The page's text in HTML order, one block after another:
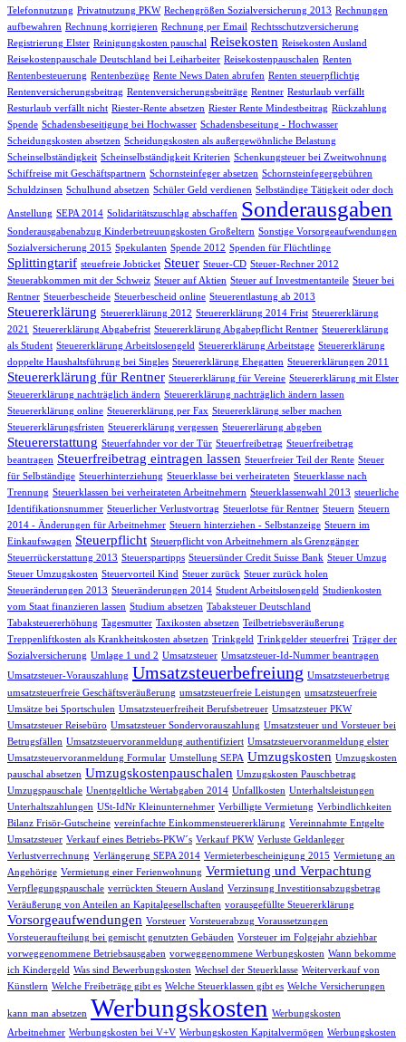
Telefonnutzung Privatnutzung PKW Rechengrößen Sozialversicherung 2013 Rechnungen
aufbewahren Rechnung korrigieren Rechnung per Email Rechtsschutzversicherung
Registrierung Elster Reinigungskosten pauschal Reisekosten Reisekosten Ausland
Reisekostenpauschale Deutschland bei Leiharbeiter Reisekostenpauschalen Renten
Rentenbesteuerung Rentenbezüge Rente News Daten abrufen Renten steuerpflichtig
Rentenversicherungsbeitrag Rentenversicherungsbeiträge Rentner Resturlaub verfällt
Resturlaub verfällt nicht Riester-Rente absetzen Riester Rente Mindestbeitrag Rückzahlung
Spende Schadensbeseitigung bei Hochwasser Schadensbeseitung - Hochwasser
Scheidungskosten absetzen Scheidungskosten als außergewöhnliche Belastung
Scheinselbständigkeit Scheinselbständigkeit Kriterien Schenkungsteuer bei Zweitwohnung
Schiffreise mit Geschäftspartnern Schornsteinfeger absetzen Schornsteinfegergebühren
Schuldzinsen Schulhund absetzen Schüler Geld verdienen Selbständige Tätigkeit oder doch
Anstellung SEPA 2014 Solidaritätszuschlag abschaffen Sonderausgaben
Sonderausgabenabzug Kinderbetreuungskosten Großeltern Sonstige Vorsorgeaufwendungen
Sozialversicherung 2015 Spekulanten Spende 2012 Spenden für Flüchtlinge
Splittingtarif steuefreie Jobticket Steuer Steuer-CD Steuer-Rechner 2012
Steuerabkommen mit der Schweiz Steuer auf Aktien Steuer auf Investmentanteile Steuer bei
Rentner Steuerbescheide Steuerbescheid online Steuerentlastung ab 2013
Steuererklärung Steuererklärung 2012 Steuererklärung 2014 Frist Steuererklärung
2021
Steuererklärung Abgabefrist Steuererklärung Abgabepflicht Rentner Steuererklärung
als Student Steuererklärung Arbeitslosengeld Steuererklärung Arbeitstage Steuererklärung
doppelte Haushaltsführung bei Singles Steuererklärung Ehegatten Steuererklärungen 2011
Steuererklärung für Rentner Steuererklärung für Vereine Steuererklärung mit Elster
Steuererklärung nachträglich ändern Steuererklärung nachträglich ändern lassen
Steuererklärung online Steuererklärung per Fax Steuererklärung selber machen
Steuererklärungsfristen Steuererklärung vergessen Steuererlärung abgeben
Steuererstattung Steuerfahnder vor der Tür Steuerfreibetrag Steuerfreibetrag
beantragen Steuerfreibetrag eintragen lassen Steuerfreier Teil der Rente Steuer
für Selbständige Steuerhinterziehung Steuerklasse bei verheirateten Steuerklasse nach
Trennung Steuerklassen bei verheirateten Arbeitnehmern Steuerklassenwahl 2013 steuerliche
Identifikationsnummer Steuerlicher Verlustvortrag Steuerlotse für Rentner Steuern Steuern
2014 - Änderungen für Arbeitnehmer Steuern hinterziehen - Selbstanzeige Steuern im
Einkaufswagen Steuerpflicht Steuerpflicht von Arbeitnehmern als Grenzgänger
Steuerrückerstattung 2013 Steuerspartipps Steuersünder Credit Suisse Bank Steuer Umzug
Steuer Umzugskosten Steuervorteil Kind Steuer zurück Steuer zurück holen
Steueränderungen 2013 Steueränderungen 2014 Student Arbeitslosengeld Studienkosten
vom Staat finanzieren lassen Studium absetzen Tabaksteuer Deutschland
Tabaksteuererhöhung Tagesmutter Taxikosten absetzen Teilbetriebsveräußerung
Treppenliftkosten als Krankheitskosten absetzen Trinkgeld Trinkgelder steuerfrei Träger der
Sozialversicherung Umlage 1 und 2 Umsatzsteuer Umsatzsteuer-Id-Nummer beantragen
Umsatzsteuer-Vorauszahlung Umsatzsteuerbefreiung Umsatzsteuerbetrug
umsatzsteuerfreie Geschäftsveräußerung umsatzsteuerfreie Leistungen umsatzsteuerfreie
Umsätze bei Sportschulen Umsatzsteuerfreiheit Berufsbetreuer Umsatzsteuer PKW
Umsatzsteuer Reisebüro Umsatzsteuer Sondervorauszahlung Umsatzsteuer und Vorsteuer bei
Betrugsfällen Umsatzsteuervoranmeldung authentifiziert Umsatzsteuervoranmeldung elster
Umsatzsteuervoranmeldung Formular Umstellung SEPA Umzugskosten Umzugskosten
pauschal absetzen Umzugskostenpauschalen Umzugskosten Pauschbetrag
Umzugspauschale Unentgeltliche Wertabgaben 2014 Unfallkosten Unterhaltsleistungen
Unterhaltszahlungen USt-IdNr Kleinunternehmer Verbilligte Vermietung Verbindlichkeiten
Bilanz Frisör-Gutscheine vereinfachte Einkommensteuererklärung Vereinnahmte Entgelte
Umsatzsteuer Verkauf eines Betriebs-PKW´s Verkauf PKW Verluste Geldanleger
Verlustverrechnung Verlängerung SEPA 2014 Vermieterbescheinigung 2015 Vermietung an
Angehörige Vermietung einer Ferienwohnung Vermietung und Verpachtung
Verpflegungspauschale verrückten Steuern Ausland Verzinsung Investitionsabzugsbetrag
Veräußerung von Anteilen an Kapitalgesellschaften vorausgefüllte Steuererklärung
Vorsorgeaufwendungen Vorsteuer Vorsteuerabzug Voraussetzungen
Vorsteueraufteilung bei gemischt genutzten Gebäuden Vorsteuer im Folgejahr abziehbar
vorweggenommene Betriebsausgaben vorweggenommene Werbungskosten Wann bekomme
ich Kindergeld Was sind Bewerbungskosten Wechsel der Steuerklasse Weiterverkauf von
Künstlern Welche Freibeträge gibt es Welche Steuerklassen gibt es Welche Versicherungen
kann man absetzen Werbungskosten Werbungskosten
Arbeitnehmer Werbungskosten bei V+V Werbungskosten Kapitalvermögen Werbungskosten